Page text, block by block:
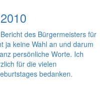
des Bürgermeisters für
ja keine Wahl an und darum
persönliche Worte. Ich
für die vielen
bedanken.